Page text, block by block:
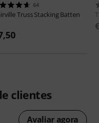
64
Truss Stacking Batten
clientes
Avaliar agora